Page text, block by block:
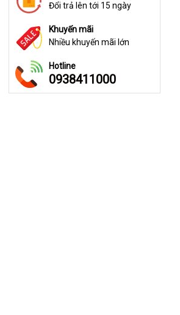
Đổi trả lên tới 15 ngày
Khuyến mãi
Nhiều khuyến mãi lớn
Hotline
0938411000